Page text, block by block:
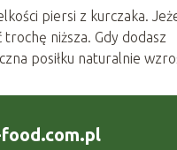
piersi z kurczaka.
niższa. Gdy dodasz
posiłku naturalnie